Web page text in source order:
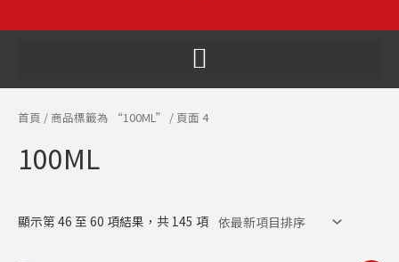
首頁 / 商品標籤為 “100ML” / 頁面 4
100ML
顯示第 46 至 60 項結果，共 145 項